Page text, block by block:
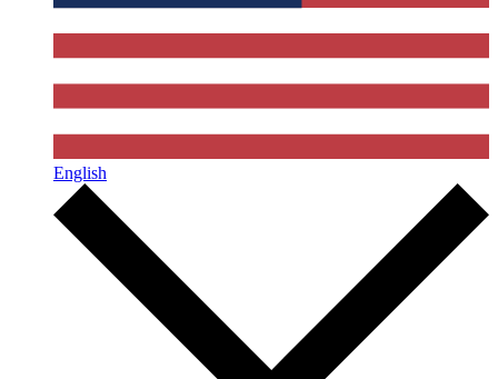
English